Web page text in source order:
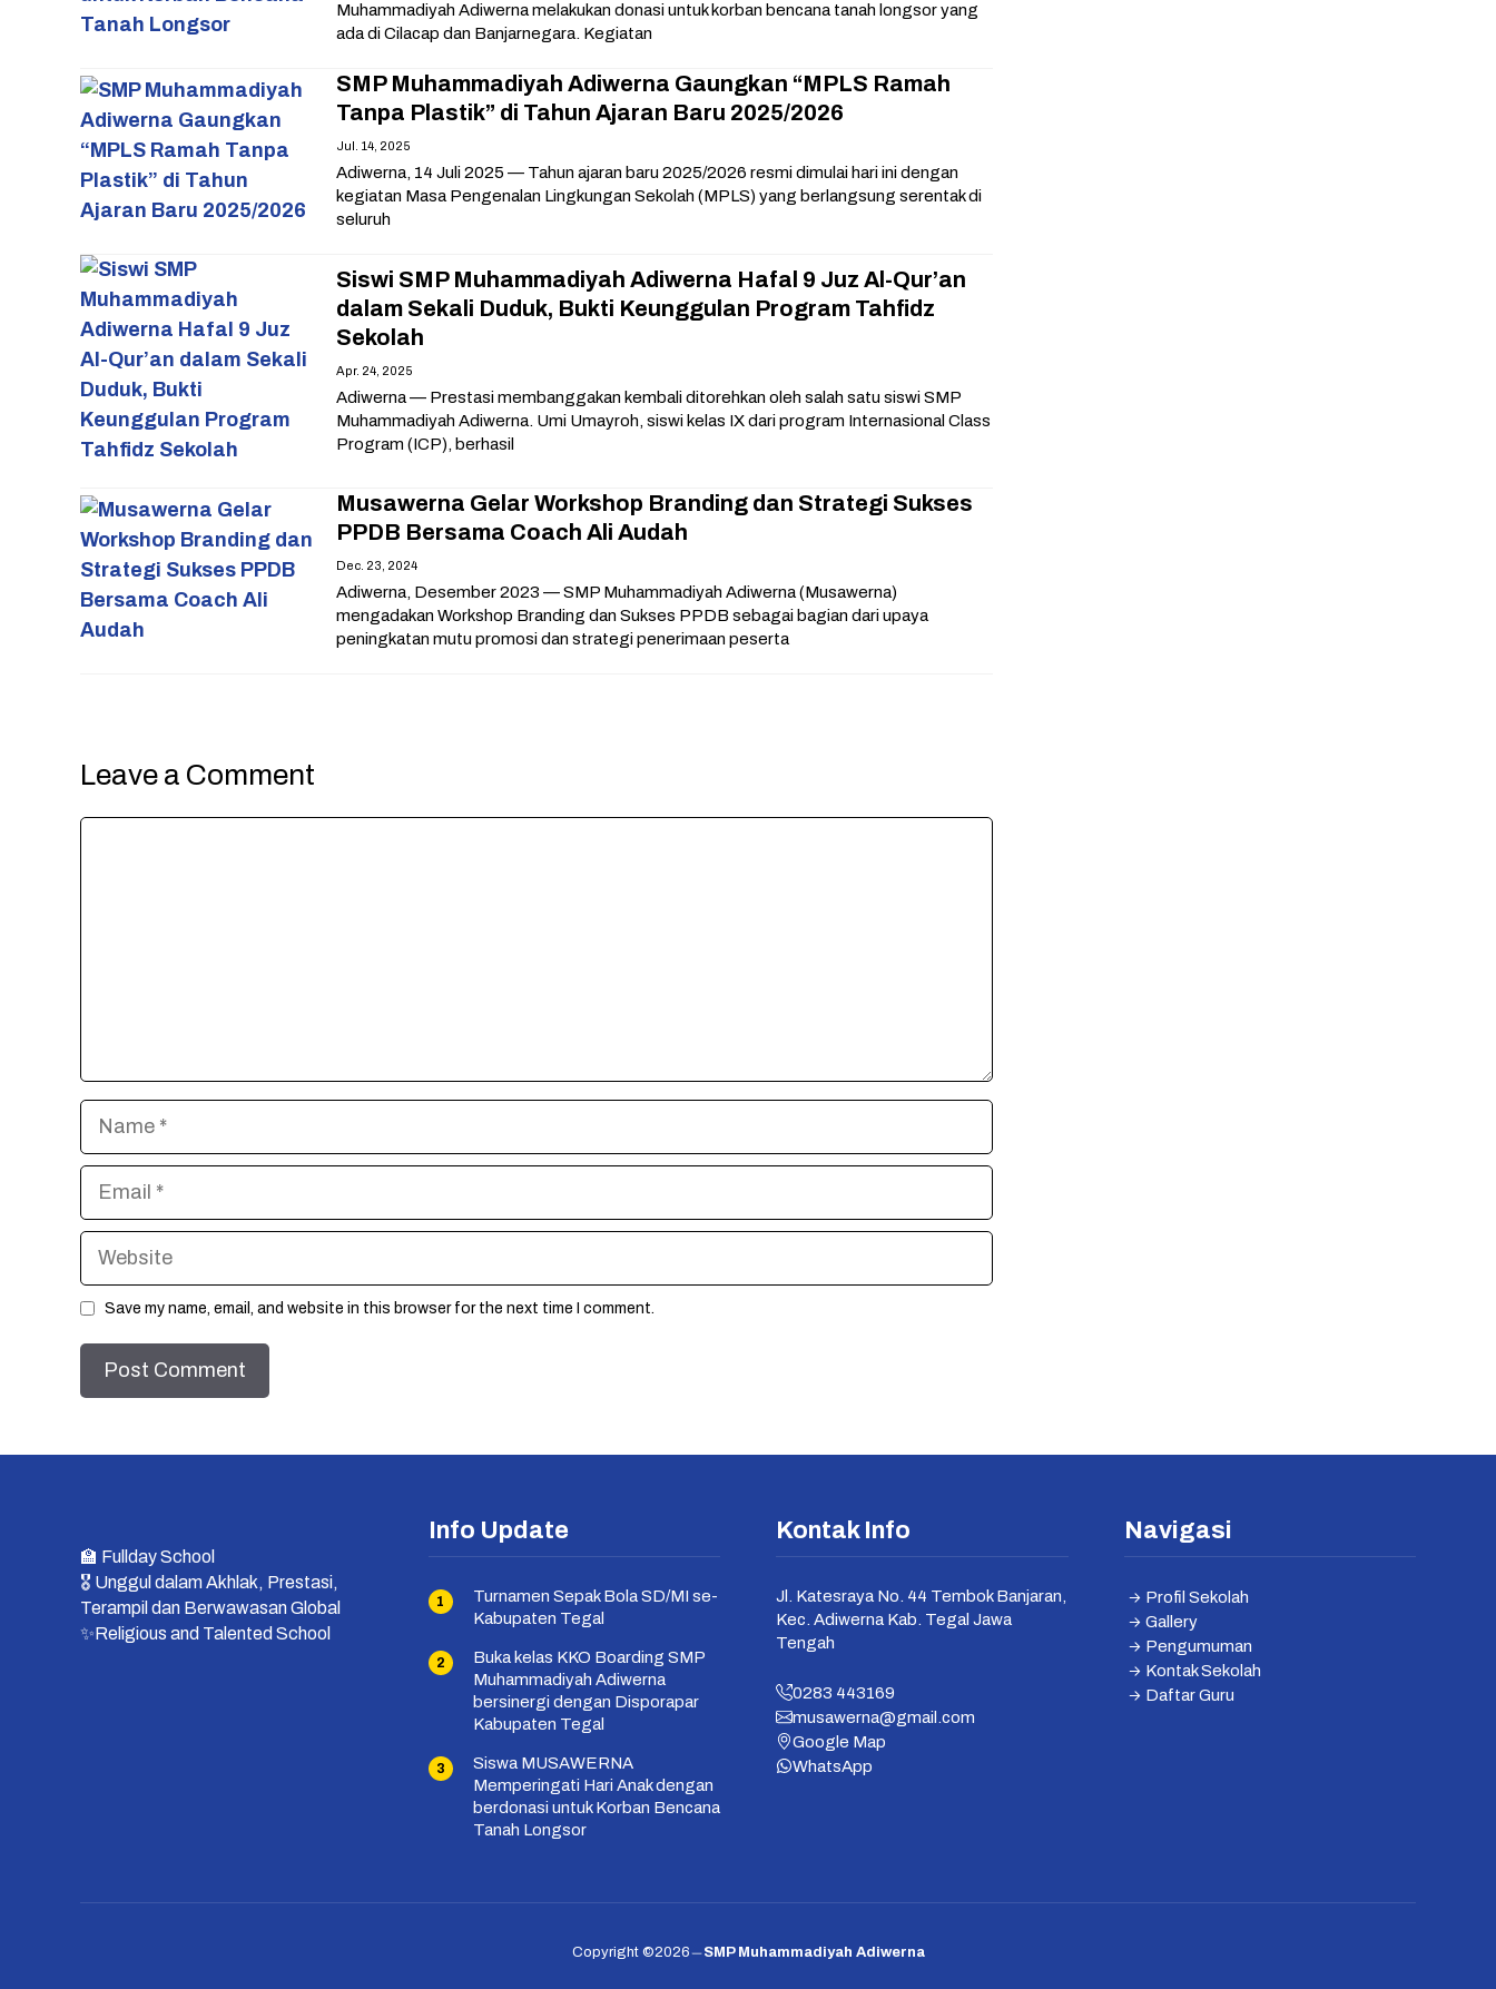
Muhammadiyah Adiwerna melakukan donasi untuk korban bencana tanah longsor yang
ada di Cilacap dan Banjarnegara. Kegiatan
SMP Muhammadiyah Adiwerna Gaungkan “MPLS Ramah
Tanpa Plastik” di Tahun Ajaran Baru 2025/2026
Jul. 14, 2025
Adiwerna, 14 Juli 2025 — Tahun ajaran baru 2025/2026 resmi dimulai hari ini dengan
kegiatan Masa Pengenalan Lingkungan Sekolah (MPLS) yang berlangsung serentak di
seluruh
Siswi SMP Muhammadiyah Adiwerna Hafal 9 Juz Al-Qur’an
dalam Sekali Duduk, Bukti Keunggulan Program Tahfidz
Sekolah
Apr. 24, 2025
Adiwerna — Prestasi membanggakan kembali ditorehkan oleh salah satu siswi SMP
Muhammadiyah Adiwerna. Umi Umayroh, siswi kelas IX dari program Internasional Class
Program (ICP), berhasil
Musawerna Gelar Workshop Branding dan Strategi Sukses
PPDB Bersama Coach Ali Audah
Dec. 23, 2024
Adiwerna, Desember 2023 — SMP Muhammadiyah Adiwerna (Musawerna)
mengadakan Workshop Branding dan Sukses PPDB sebagai bagian dari upaya
peningkatan mutu promosi dan strategi penerimaan peserta
Leave a Comment
Comment
Name
Email
Website
Save my name, email, and website in this browser for the next time I comment.
🏫 Fullday School
🎖 Unggul dalam Akhlak, Prestasi,
Terampil dan Berwawasan Global
✨Religious and Talented School
Info Update
Turnamen Sepak Bola SD/MI se-
Kabupaten Tegal
Buka kelas KKO Boarding SMP
Muhammadiyah Adiwerna
bersinergi dengan Disporapar
Kabupaten Tegal
Siswa MUSAWERNA
Memperingati Hari Anak dengan
berdonasi untuk Korban Bencana
Tanah Longsor
Kontak Info
Jl. Katesraya No. 44 Tembok Banjaran,
Kec. Adiwerna Kab. Tegal Jawa
Tengah
0283 443169
musawerna@gmail.com
Google Map
WhatsApp
Navigasi
Profil Sekolah
Gallery
Pengumuman
Kontak Sekolah
Daftar Guru
Copyright ©2026 SMP Muhammadiyah Adiwerna